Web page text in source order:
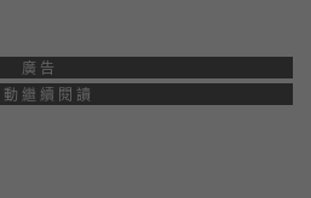
廣告
繼續閱讀